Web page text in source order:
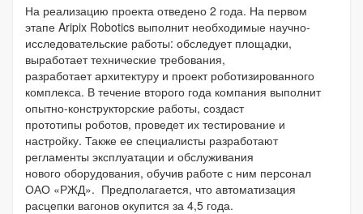
На реализацию проекта отведено 2 года. На первом
этапе Aripix Robotics выполнит необходимые научно-
исследовательские работы: обследует площадки,
выработает технические требования,
разработает архитектуру и проект роботизированного
комплекса. В течение второго года компания выполнит
опытно-конструкторские работы, создаст
прототипы роботов, проведет их тестирование и
настройку. Также ее специалисты разработают
регламенты эксплуатации и обслуживания
нового оборудования, обучив работе с ним персонал
ОАО «РЖД». Предполагается, что автоматизация
расцепки вагонов окупится за 4,5 года.